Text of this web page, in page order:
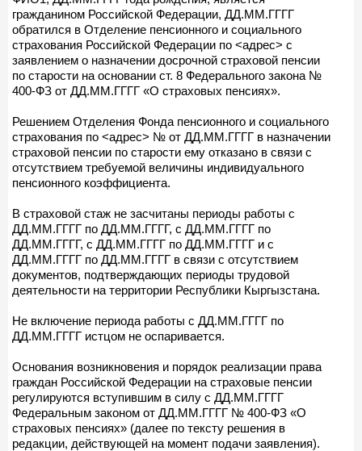
гражданином Российской Федерации, ДД.ММ.ГГГГ
обратился в Отделение пенсионного и социального
страхования Российской Федерации по <адрес> с
заявлением о назначении досрочной страховой пенсии
по старости на основании ст. 8 Федерального закона №
400-ФЗ от ДД.ММ.ГГГГ «О страховых пенсиях».
Решением Отделения Фонда пенсионного и социального
страхования по <адрес> № от ДД.ММ.ГГГГ в назначении
страховой пенсии по старости ему отказано в связи с
отсутствием требуемой величины индивидуального
пенсионного коэффициента.
В страховой стаж не засчитаны периоды работы с
ДД.ММ.ГГГГ по ДД.ММ.ГГГГ, с ДД.ММ.ГГГГ по
ДД.ММ.ГГГГ, с ДД.ММ.ГГГГ по ДД.ММ.ГГГГ и с
ДД.ММ.ГГГГ по ДД.ММ.ГГГГ в связи с отсутствием
документов, подтверждающих периоды трудовой
деятельности на территории Республики Кыргызстана.
Не включение периода работы с ДД.ММ.ГГГГ по
ДД.ММ.ГГГГ истцом не оспаривается.
Основания возникновения и порядок реализации права
граждан Российской Федерации на страховые пенсии
регулируются вступившим в силу с ДД.ММ.ГГГГ
Федеральным законом от ДД.ММ.ГГГГ № 400-ФЗ «О
страховых пенсиях» (далее по тексту решения в
редакции, действующей на момент подачи заявления).